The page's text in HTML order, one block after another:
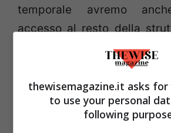
temporale avremo
accesso al resto della
ironicamente tagliati fuori
fino a quasi alla fine del
Rosso Sangue
durante i nostri sforzi,
chiaro come l’edificio
thewisemagazine.it asks for
to use your personal
following